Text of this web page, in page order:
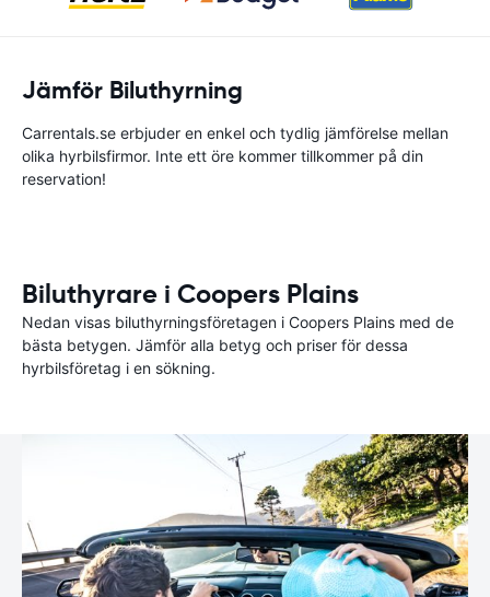
Jämför Biluthyrning
Carrentals.se erbjuder en enkel och tydlig jämförelse mellan
olika hyrbilsfirmor. Inte ett öre kommer tillkommer på din
reservation!
Biluthyrare i Coopers Plains
Nedan visas biluthyrningsföretagen i Coopers Plains med de
bästa betygen. Jämför alla betyg och priser för dessa
hyrbilsföretag i en sökning.